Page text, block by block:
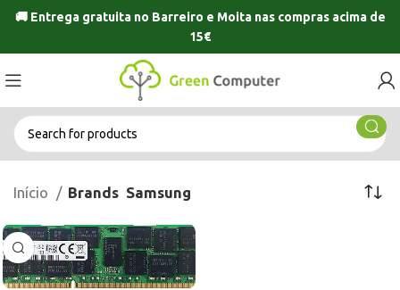
🚚 Entrega gratuita no Barreiro e Moitanas compras acima de
15€
Início Brands Samsung